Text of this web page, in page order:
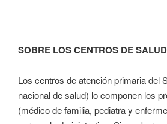
SOBRE LOS CENTROS DE SALUD
Los centros de atención primaria del
nacional de salud) lo componen los
(médico de familia, pediatra y